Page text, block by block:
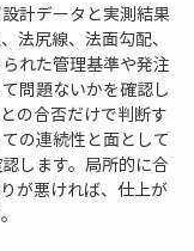
計データと実測結果
法尻線、法面勾配、
れた管理基準や発注
問題ないかを確認し
の合否だけで判断す
の連続性と面として
します。局所的に合
が悪ければ、仕上が